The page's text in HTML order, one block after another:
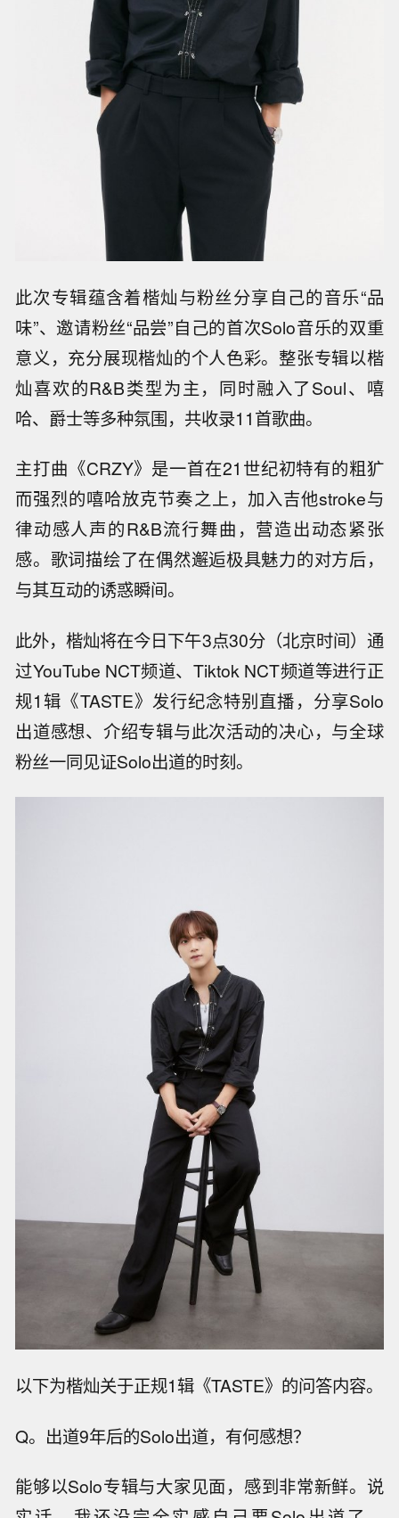
此次专辑蕴含着楷灿与粉丝分享自己的音乐“品
味”、邀请粉丝“品尝”自己的首次Solo音乐的双重
意义，充分展现楷灿的个人色彩。整张专辑以楷
灿喜欢的R&B类型为主，同时融入了Soul、嘻
哈、爵士等多种氛围，共收录11首歌曲。
主打曲《CRZY》是一首在21世纪初特有的粗犷
而强烈的嘻哈放克节奏之上，加入吉他stroke与
律动感人声的R&B流行舞曲，营造出动态紧张
感。歌词描绘了在偶然邂逅极具魅力的对方后，
与其互动的诱惑瞬间。
此外，楷灿将在今日下午3点30分（北京时间）通
过YouTube NCT频道、Tiktok NCT频道等进行正
规1辑《TASTE》发行纪念特别直播，分享Solo
出道感想、介绍专辑与此次活动的决心，与全球
粉丝一同见证Solo出道的时刻。
以下为楷灿关于正规1辑《TASTE》的问答内容。
Q。出道9年后的Solo出道，有何感想？
能够以Solo专辑与大家见面，感到非常新鲜。说